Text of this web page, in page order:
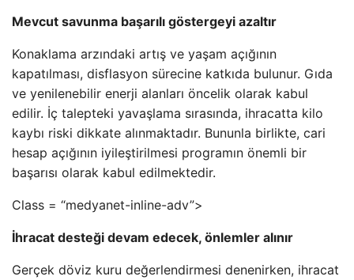
Mevcut savunma başarılı göstergeyi azaltır
Konaklama arzındaki artış ve yaşam açığının
kapatılması, disflasyon sürecine katkıda bulunur. Gıda
ve yenilenebilir enerji alanları öncelik olarak kabul
edilir. İç talepteki yavaşlama sırasında, ihracatta kilo
kaybı riski dikkate alınmaktadır. Bununla birlikte, cari
hesap açığının iyileştirilmesi programın önemli bir
başarısı olarak kabul edilmektedir.
Class = “medyanet-inline-adv”>
İhracat desteği devam edecek, önlemler alınır
Gerçek döviz kuru değerlendirmesi denenirken, ihracat